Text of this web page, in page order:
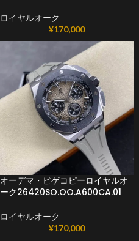
ロイヤルオーク
¥170,000
オーデマ・ピゲコピーロイヤルオ
ーク26420SO.OO.A600CA.01
ロイヤルオーク
¥170,000